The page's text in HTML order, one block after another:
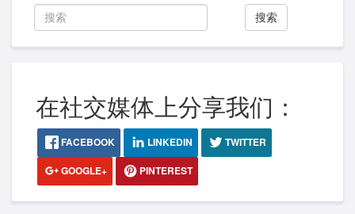
搜索
在社交媒体上分享我们：
FACEBOOK LINKEDIN
TWITTER
GOOGLE+
PINTEREST